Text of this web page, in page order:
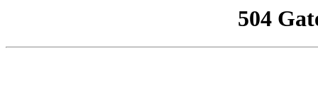
504